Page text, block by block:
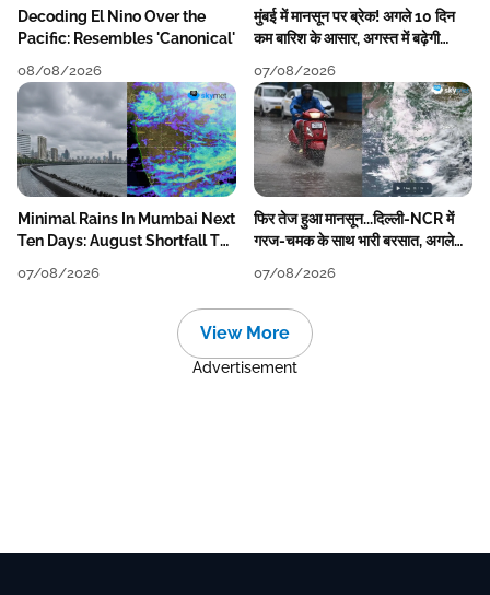
Decoding El Nino Over the
Pacific: Resembles 'Canonical'
08/08/2026
मुंबई में मानसून पर ब्रेक! अगले 10 दिन
कम बारिश के आसार, अगस्त में बढ़ेगी
07/08/2026
Minimal Rains In Mumbai Next
Ten Days: August Shortfall To
07/08/2026
फिर तेज हुआ मानसून...दिल्ली-NCR में
गरज-चमक के साथ भारी बरसात, अगले
07/08/2026
View More
Advertisement